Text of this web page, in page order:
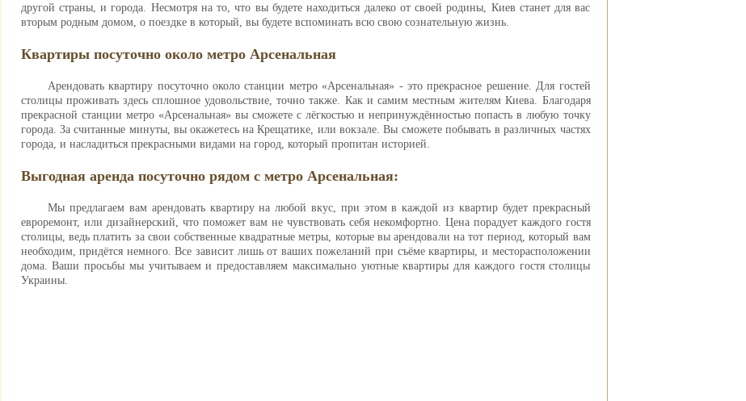
другой страны, и города. Несмотря на то, что вы будете находиться далеко от своей родины, Киев станет для вас
вторым родным домом, о поездке в который, вы будете вспоминать всю свою сознательную жизнь.
Квартиры посуточно около метро Арсенальная
Арендовать квартиру посуточно около станции метро «Арсенальная» - это прекрасное решение. Для гостей
столицы проживать здесь сплошное удовольствие, точно также. Как и самим местным жителям Киева. Благодаря
прекрасной станции метро «Арсенальная» вы сможете с лёгкостью и непринуждённостью попасть в любую точку
города. За считанные минуты, вы окажетесь на Крещатике, или вокзале. Вы сможете побывать в различных частях
города, и насладиться прекрасными видами на город, который пропитан историей.
Выгодная аренда посуточно рядом с метро Арсенальная:
Мы предлагаем вам арендовать квартиру на любой вкус, при этом в каждой из квартир будет прекрасный
евроремонт, или дизайнерский, что поможет вам не чувствовать себя некомфортно. Цена порадует каждого гостя
столицы, ведь платить за свои собственные квадратные метры, которые вы арендовали на тот период, который вам
необходим, придётся немного. Все зависит лишь от ваших пожеланий при съёме квартиры, и месторасположении
дома. Ваши просьбы мы учитываем и предоставляем максимально уютные квартиры для каждого гостя столицы
Украины.